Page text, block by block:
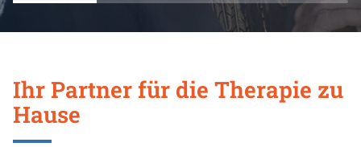
Ihr Partner für die Therapie zu
Hause